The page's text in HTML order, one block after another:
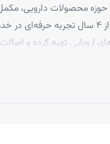
محصولات دارویی،
محصولات مراقبتی و درمانی پوست و مو، با بیش از
اروپایی تهیه کرده و
برتر جهانی